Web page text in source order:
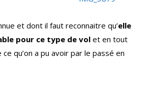
et dont il faut reconnaitre qu’elle
pour ce type de vol et en tout
qu’on a pu avoir par le passé en